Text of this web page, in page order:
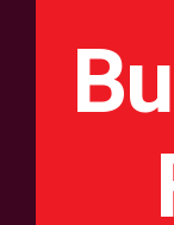
Historie der
Einwilligungen